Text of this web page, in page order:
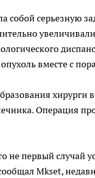
собой серьезную
вместе с
хирурги
Операция
не первый
Mkset,